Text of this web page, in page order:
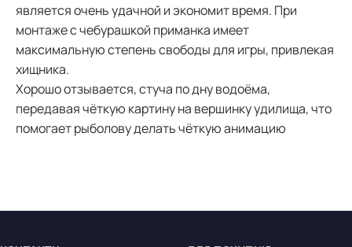
является очень удачной и экономит время. При
монтаже с чебурашкой приманка имеет
максимальную степень свободы для игры, привлекая
хищника.
Хорошо отзывается, стуча по дну водоёма,
передавая чёткую картину на вершинку удилища, что
помогает рыболову делать чёткую анимацию